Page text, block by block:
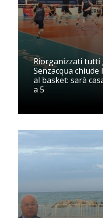
Riorganizzati tutti
Senzacqua chiude
al basket: sarà
a 5